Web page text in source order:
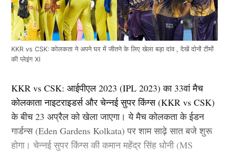
KKR vs CSK: कोलकता ने अपने घर में जीतने के लिए खेला बड़ा दांव , देखें दोनों टीमों
की प्लेइंग XI
KKR vs CSK: आईपीएल 2023 (IPL 2023) का 33वां मैच
कोलकाता नाइटराइडर्स और चेन्नई सुपर किंग्स (KKR vs CSK)
के बीच 23 अप्रैल को खेला जाएगा। ये मैच कोलकता के ईडन
गार्डन्स (Eden Gardens Kolkata) पर शाम साढ़े सात बजे शुरू
होगा। चेन्नई सुपर किंग्स की कमान महेंद्र सिंह धोनी (MS